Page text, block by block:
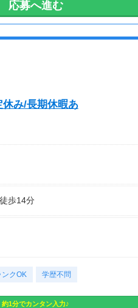
応募へ進む
み/長期休暇あ
歩14分
ンクOK 学歴不問
約1分でカンタン入力♪